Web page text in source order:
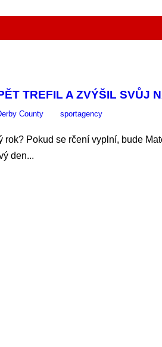
TREFIL A ZVÝŠIL SVŮJ
County sportagency
rok? Pokud se rčení vyplní, bude
den...